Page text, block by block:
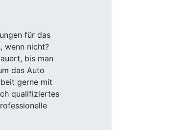
für das
wenn nicht?
bis man
das Auto
gerne mit
qualifiziertes